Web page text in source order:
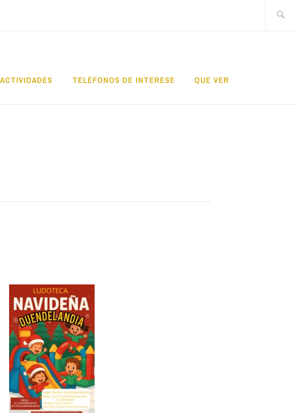
ACTIVIDADES TELÉFONOS DE INTERESE QUE VER